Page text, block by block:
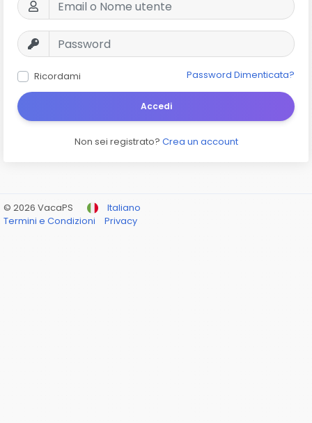
Ricordami Password Dimenticata?
Accedi
Non sei registrato? Crea un account
© 2026 VacaPS
Italiano
Termini e Condizioni
Privacy